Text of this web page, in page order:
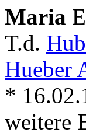
Maria
T.d.
Hueber
*
weitere